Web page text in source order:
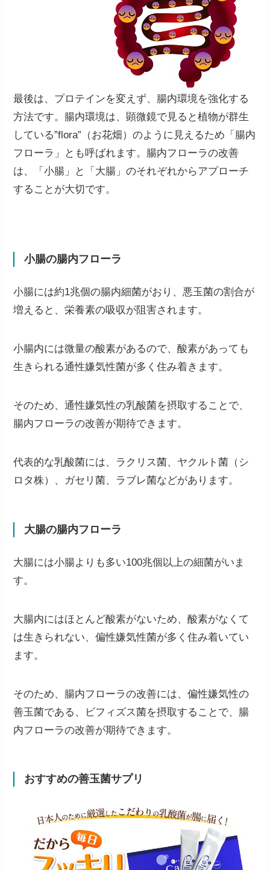
最後は、プロテインを変えず、腸内環境を強化する
方法です。腸内環境は、顕微鏡で見ると植物が群生
している”flora”（お花畑）のように見えるため「腸内
フローラ」とも呼ばれます。腸内フローラの改善
は、
「小腸」と「大腸」のそれぞれからアプローチ
することが大切です。
小腸の腸内フローラ
小腸には約1兆個の腸内細菌がおり、悪玉菌の割合が
増えると、栄養素の吸収が阻害されます。
小腸内には微量の酸素があるので、酸素があっても
生きられる通性嫌気性菌が多く住み着きます。
そのため、通性嫌気性の乳酸菌を摂取することで、
腸内フローラの改善が期待できます。
代表的な乳酸菌には、ラクリス菌、ヤクルト菌（シ
ロタ株）、ガセリ菌、ラブレ菌などがあります。
大腸の腸内フローラ
大腸には小腸よりも多い100兆個以上の細菌がいま
す。
大腸内にはほとんど酸素がないため、酸素がなくて
は生きられない、偏性嫌気性菌が多く住み着いてい
ます。
そのため、腸内フローラの改善には、偏性嫌気性の
善玉菌である、ビフィズス菌を摂取することで、腸
内フローラの改善が期待できます。
おすすめの善玉菌サプリ